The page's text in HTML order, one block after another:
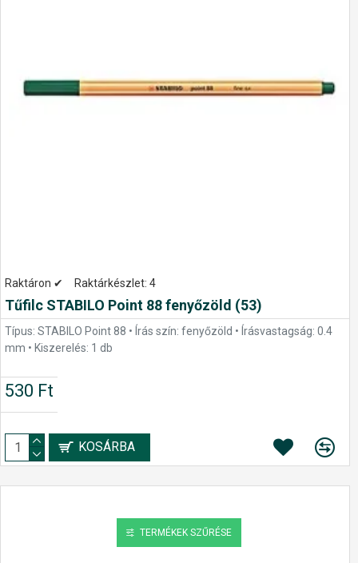
Raktáron ✔ Raktárkészlet: 4
Tűfilc STABILO Point 88 fenyőzöld (53)
Típus: STABILO Point 88 • Írás szín: fenyőzöld • Írásvastagság: 0.4
mm • Kiszerelés: 1 db
530 Ft
KOSÁRBA
TERMÉKEK SZŰRÉSE